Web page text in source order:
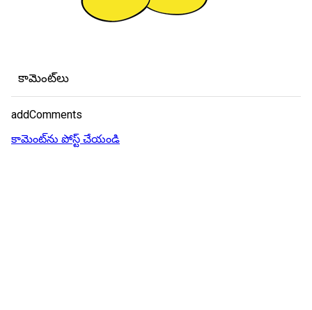
కామెంట్‌లు
addComments
కామెంట్‌ను పోస్ట్ చేయండి